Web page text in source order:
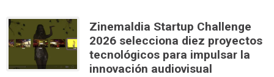
Zinemaldia Startup Challenge
2026 selecciona diez proyectos
tecnológicos para impulsar la
innovación audiovisual